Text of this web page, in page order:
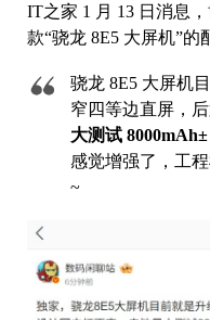
IT之家 1 月 13 日消息
款“骁龙 8E5 大屏机”的
骁龙 8E5 大屏机
窄四等边直屏，
大测试 8000mAh±
感觉增强了，工
~